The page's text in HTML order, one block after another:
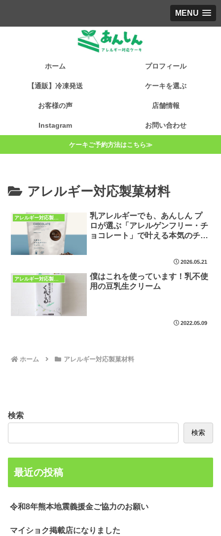
MENU
ホーム プロフィール
【通販】冷凍発送 ケーキを選ぶ
お客様の声 店舗情報
Instagram お問い合わせ
ケーキご予約方法はこちら≫
アレルギー対応製菓材料
アレルギー対応製菓材料
乳アレルギーでも、あんしん プ
ロが選ぶ「アレルゲンフリー・チ
ョコレート」で叶える本気のチョ
2026.05.21
アレルギー対応製菓材料
僕はこれを使っています！乳不使
用の豆乳生クリーム
2022.05.09
ホーム アレルギー対応製菓材料
検索
検索
最近の投稿
令和8年熊本地震義援金ご協力のお願い
マイショク掲載店になりました